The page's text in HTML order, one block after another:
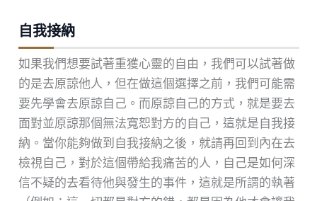
自我接納
如果我們想要試著重獲心靈的自由，我們可以試著做
的是去原諒他人，但在做這個選擇之前，我們可能需
要先學會去原諒自己。而原諒自己的方式，就是要去
面對並原諒那個無法寬恕對方的自己，這就是自我接
納。當你能夠做到自我接納之後，就請再回到內在去
檢視自己，對於這個帶給我痛苦的人，自己是如何深
信不疑的去看待他與發生的事件，這就是所謂的執著